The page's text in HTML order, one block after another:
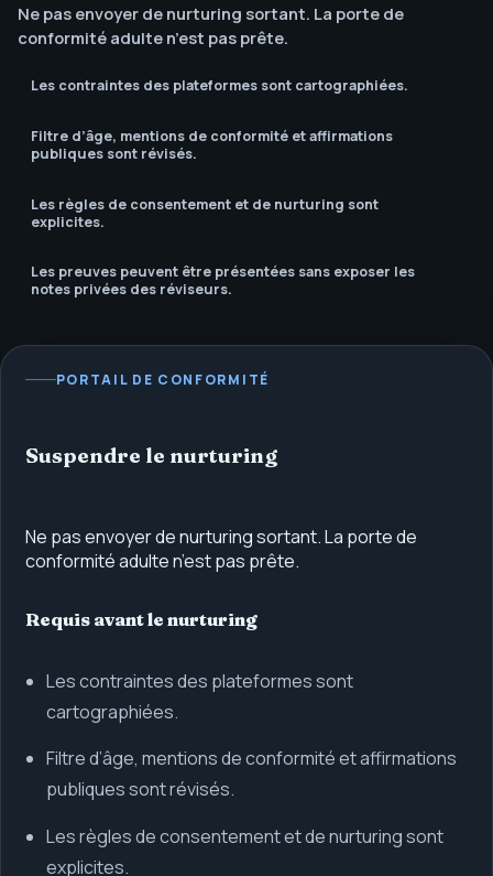
Ne pas envoyer de nurturing sortant. La porte de
conformité adulte n’est pas prête.
Les contraintes des plateformes sont cartographiées.
Filtre d’âge, mentions de conformité et affirmations
publiques sont révisés.
Les règles de consentement et de nurturing sont
explicites.
Les preuves peuvent être présentées sans exposer les
notes privées des réviseurs.
PORTAIL DE CONFORMITÉ
Suspendre le nurturing
Ne pas envoyer de nurturing sortant. La porte de
conformité adulte n’est pas prête.
Requis avant le nurturing
Les contraintes des plateformes sont
cartographiées.
Filtre d’âge, mentions de conformité et affirmations
publiques sont révisés.
Les règles de consentement et de nurturing sont
explicites.